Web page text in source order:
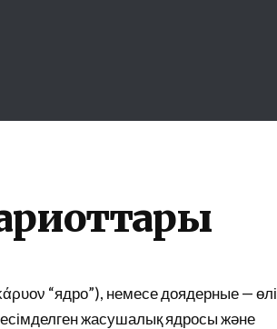
“ядро”), немесе доядерные — өлі
жасушалық ядросы және